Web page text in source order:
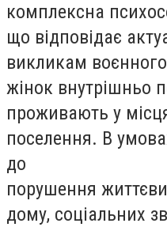
комплексна
що відповідає
викликам
жінок внутрішньо
проживають у
поселення. В
до
порушення
дому, соціальних